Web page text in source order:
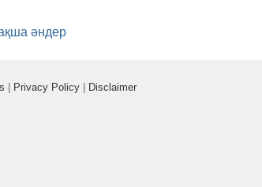
әндер
Privacy Policy Disclaimer